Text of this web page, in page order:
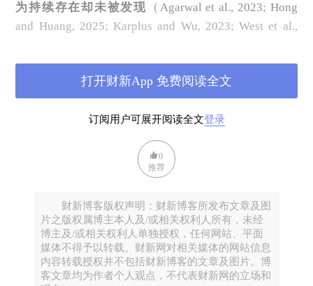
为持续存在却未被发现 （Agarwal et al., 2023; Hong
and Huang, 2025; Karplus and Wu, 2023; West et al.,
现场检查仍因缺乏精准线索而“空手而归”，浪费了本
就稀缺的执法资源（Duflo et al., 2018; Kim and Xu,
2024）。
随着监测技术的进步，越来越多的国家开始采用实
时、自动化的监测工具来弥补传统监管的不足。
自2007年起大规模推广连续排放监测系统
（CEMS），要求重点污染源安装实时排放监控设
备，并将超标信号自动推送至执法部门。截至2020
年，全国已有超过24620家企业安装了
CEMS（Buntaine et al., 2024）。
然而，一个关键问题尚未得到充分回答：这种“技术赋
能”的监管模式，究竟是补充还是挤占了原有的执法资
订阅用户可展开阅读全文登录
打开财新App 免费阅读全文
0
推荐
财新博客版权声明：财新博客所发布文章及图
片之版权属博主本人及/或相关权利人所有，未经
博主及/或相关权利人单独授权，任何网站、平面
媒体不得予以转载。财新网对相关媒体的网站信息
内容转载授权并不包括财新博客的文章及图片。博
客文章均为作者个人观点，不代表财新网的立场和